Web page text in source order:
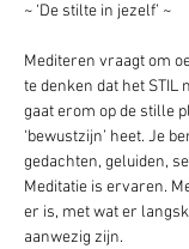
~ ‘De stilte in jezelf’ ~
Mediteren vraagt om
te denken dat het STIL
gaat erom op de stille
‘bewustzijn’ heet. Je
gedachten, geluiden,
Meditatie is ervaren.
er is, met wat er
aanwezig zijn.